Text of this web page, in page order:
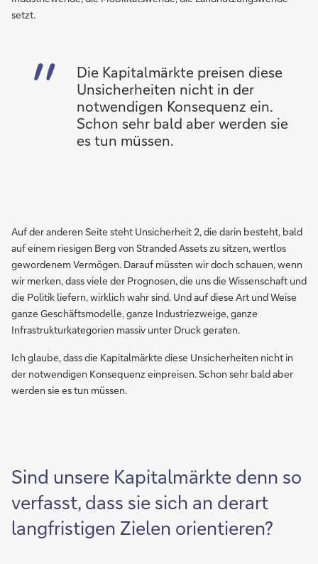
setzt.
Die Kapitalmärkte preisen diese
Unsicherheiten nicht in der
notwendigen Konsequenz ein.
Schon sehr bald aber werden sie
es tun müssen.
Auf der anderen Seite steht Unsicherheit 2, die darin besteht, bald
auf einem riesigen Berg von Stranded Assets zu sitzen, wertlos
gewordenem Vermögen. Darauf müssten wir doch schauen, wenn
wir merken, dass viele der Prognosen, die uns die Wissenschaft und
die Politik liefern, wirklich wahr sind. Und auf diese Art und Weise
ganze Geschäftsmodelle, ganze Industriezweige, ganze
Infrastrukturkategorien massiv unter Druck geraten.
Ich glaube, dass die Kapitalmärkte diese Unsicherheiten nicht in
der notwendigen Konsequenz einpreisen. Schon sehr bald aber
werden sie es tun müssen.
Sind unsere Kapitalmärkte denn so
verfasst, dass sie sich an derart
langfristigen Zielen orientieren?